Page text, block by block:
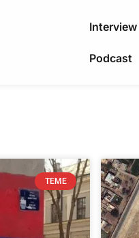
Interview
Podcast
TEME